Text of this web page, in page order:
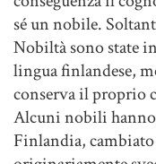
sé un nobile.
Nobiltà sono state
lingua finlandese,
conserva il proprio
Alcuni nobili
Finlandia,